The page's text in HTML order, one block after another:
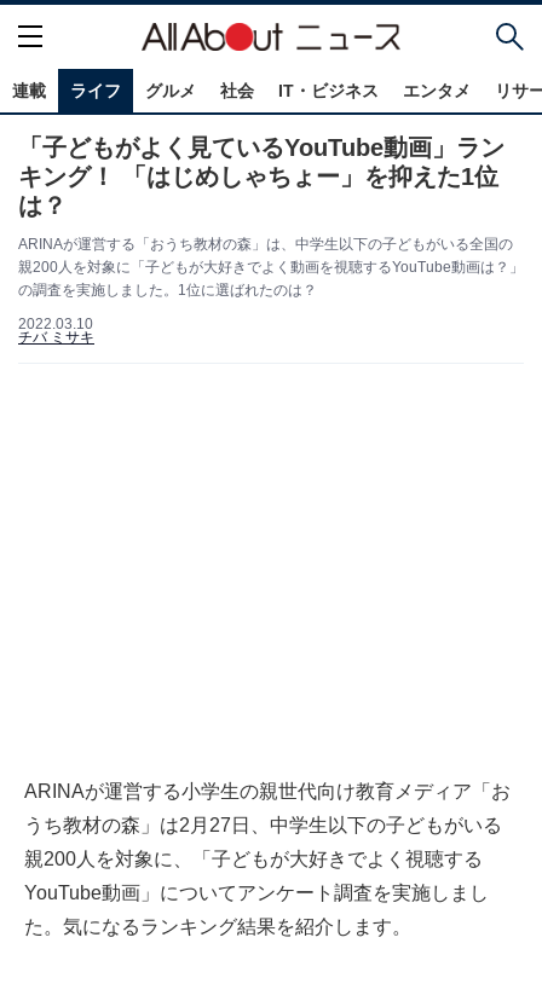
連載 ライフ グルメ 社会 IT・ビジネス エンタメ リサ
「子どもがよく見ているYouTube動画」ラン
キング！ 「はじめしゃちょー」を抑えた1位
は？
ARINAが運営する「おうち教材の森」は、中学生以下の子どもがいる全国の
親200人を対象に「子どもが大好きでよく動画を視聴するYouTube動画は？」
の調査を実施しました。1位に選ばれたのは？
2022.03.10
チバ ミサキ
ARINAが運営する小学生の親世代向け教育メディア「お
うち教材の森」は2月27日、中学生以下の子どもがいる
親200人を対象に、「子どもが大好きでよく視聴する
YouTube動画」についてアンケート調査を実施しまし
た。気になるランキング結果を紹介します。